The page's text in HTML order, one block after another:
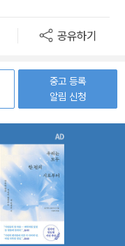
공유하기
중고 등록
알림 신청